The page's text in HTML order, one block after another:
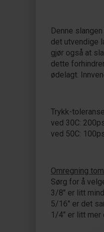
Denne
det utvendige
gjør også at
dette
ødelagt.
Trykk-
ved 30C:
ved 50C:
Omregning
Sørg for å
3/8" er litt
5/16" er det
1/4" er litt mer